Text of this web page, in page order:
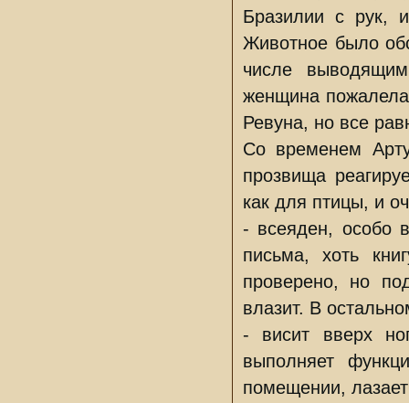
Бразилии с рук,
Животное было
числе
женщина
Ревуна, но все
Со временем
прозвища
как для птицы, и
- всеяден, особо
письма, хоть
проверено, но
влазит. В
- висит вверх
выполняет
помещении,